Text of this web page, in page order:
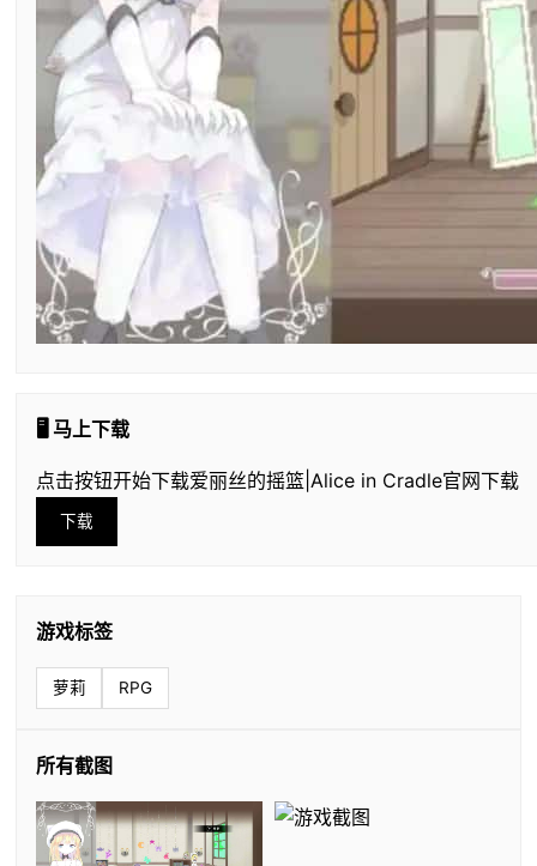
🖥️ 马上下载
点击按钮开始下载爱丽丝的摇篮|Alice in Cradle官网下载
下载
游戏标签
萝莉 RPG
所有截图